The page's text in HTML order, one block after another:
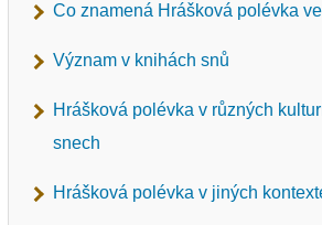
Co znamená Hrášková polévka
Význam v knihách snů
Hrášková polévka v různých
snech
Hrášková polévka v jiných